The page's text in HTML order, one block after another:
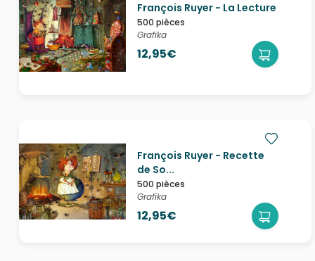
François Ruyer - La Lecture
500 pièces
Grafika
12,95€
François Ruyer - Recette
de So...
500 pièces
Grafika
12,95€